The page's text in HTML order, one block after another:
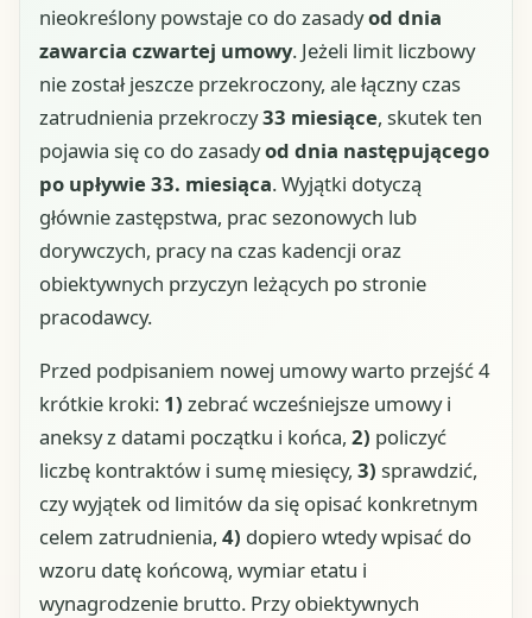
nieokreślony powstaje co do zasadyod dnia
zawarcia czwartej umowy. Jeżeli limit liczbowy
nie został jeszcze przekroczony, ale łączny czas
zatrudnienia przekroczy33 miesiące, skutek ten
pojawia się co do zasadyod dnia następującego
po upływie 33. miesiąca. Wyjątki dotyczą
głównie zastępstwa, prac sezonowych lub
dorywczych, pracy na czas kadencji oraz
obiektywnych przyczyn leżących po stronie
pracodawcy.
Przed podpisaniem nowej umowy warto przejść 4
krótkie kroki: 1) zebrać wcześniejsze umowy i
aneksy z datami początku i końca, 2) policzyć
liczbę kontraktów i sumę miesięcy, 3) sprawdzić,
czy wyjątek od limitów da się opisać konkretnym
celem zatrudnienia, 4) dopiero wtedy wpisać do
wzoru datę końcową, wymiar etatu i
wynagrodzenie brutto. Przy obiektywnych